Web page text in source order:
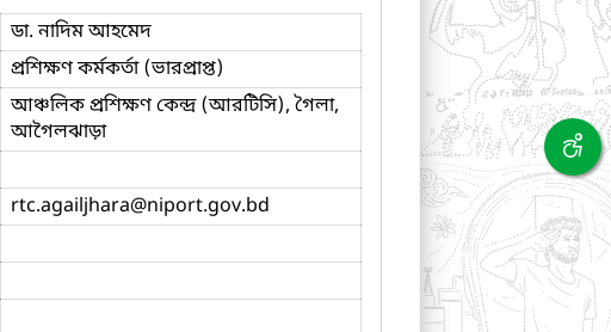
ডা. নাদিম আহমেদ
প্রশিক্ষণ কর্মকর্তা (ভারপ্রাপ্ত)
আঞ্চলিক প্রশিক্ষণ কেন্দ্র (আরটিসি), গৈলা,
আগৈলঝাড়া
rtc.agailjhara@niport.gov.bd